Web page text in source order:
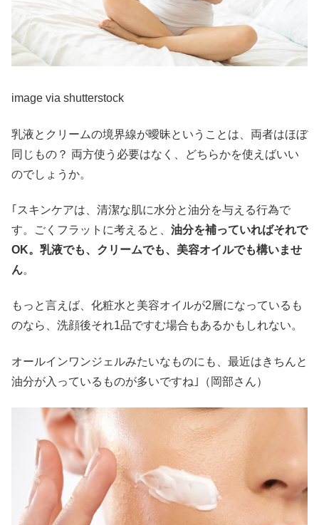
image via shutterstock
乳液とクリームの境界線が曖昧ということは、両者はほぼ
同じもの？ 両方使う必要はなく、どちらかを使えばいい
のでしょうか。
｢スキンケアは、清潔な肌に水分と油分を与える行為で
す。ごくフラットに考えると、 油分を補っていればそれで
OK。乳液でも、クリームでも、美容オイルでも構いませ
ん。
もっと言えば、化粧水と美容オイルが2層になっているも
のなら、洗顔後それ1品ですむ場合もあるかもしれない。
オールインワンジェルみたいなものにも、最近はきちんと
油分が入っているものが多いですね｣（岡部さん）